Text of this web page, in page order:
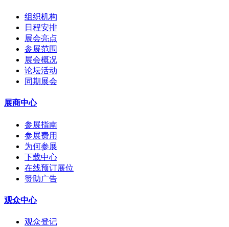
组织机构
日程安排
展会亮点
参展范围
展会概况
论坛活动
同期展会
展商中心
参展指南
参展费用
为何参展
下载中心
在线预订展位
赞助广告
观众中心
观众登记